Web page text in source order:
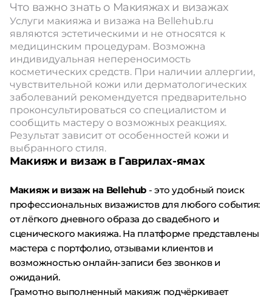
Что важно знать о Макияжах и визажах
Услуги макияжа и визажа на Bellehub.ru
являются эстетическими и не относятся к
медицинским процедурам. Возможна
индивидуальная непереносимость
косметических средств. При наличии аллергии,
чувствительной кожи или дерматологических
заболеваний рекомендуется предварительно
проконсультироваться со специалистом и
сообщить мастеру о возможных реакциях.
Результат зависит от особенностей кожи и
выбранного стиля.
Макияж и визаж в Гаврилах-ямах
Макияж и визаж на Bellehub - это удобный поиск
профессиональных визажистов для любого события:
от лёгкого дневного образа до свадебного и
сценического макияжа. На платформе представлены
мастера с портфолио, отзывами клиентов и
возможностью онлайн-записи без звонков и
ожиданий.
Грамотно выполненный макияж подчёркивает